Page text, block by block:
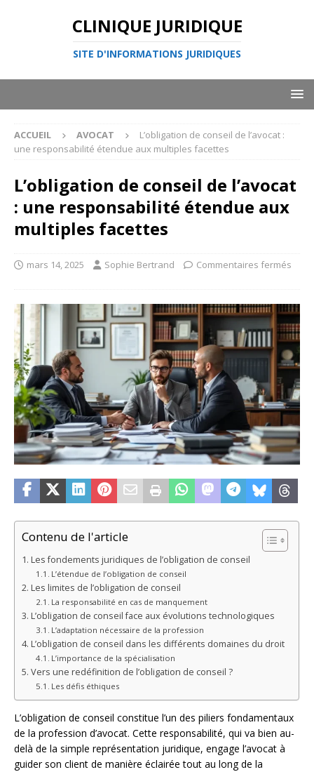
CLINIQUE JURIDIQUE
SITE D'INFORMATIONS JURIDIQUES
ACCUEIL AVOCAT
L’obligation de conseil de l’avocat :
une responsabilité étendue aux multiples facettes
L’obligation de conseil de l’avocat
: une responsabilité étendue aux
multiples facettes
mars 14, 2025 Sophie Bertrand Commentaires fermés
Contenu de l'article
Les fondements juridiques de l’obligation de conseil
L’étendue de l’obligation de conseil
Les limites de l’obligation de conseil
La responsabilité en cas de manquement
L’obligation de conseil face aux évolutions technologiques
L’adaptation nécessaire de la profession
L’obligation de conseil dans les différents domaines du droit
L’importance de la spécialisation
Vers une redéfinition de l’obligation de conseil ?
Les défis éthiques
L’obligation de conseil constitue l’un des piliers fondamentaux
de la profession d’avocat. Cette responsabilité, qui va bien au-
delà de la simple représentation juridique, engage l’avocat à
guider son client de manière éclairée tout au long de la